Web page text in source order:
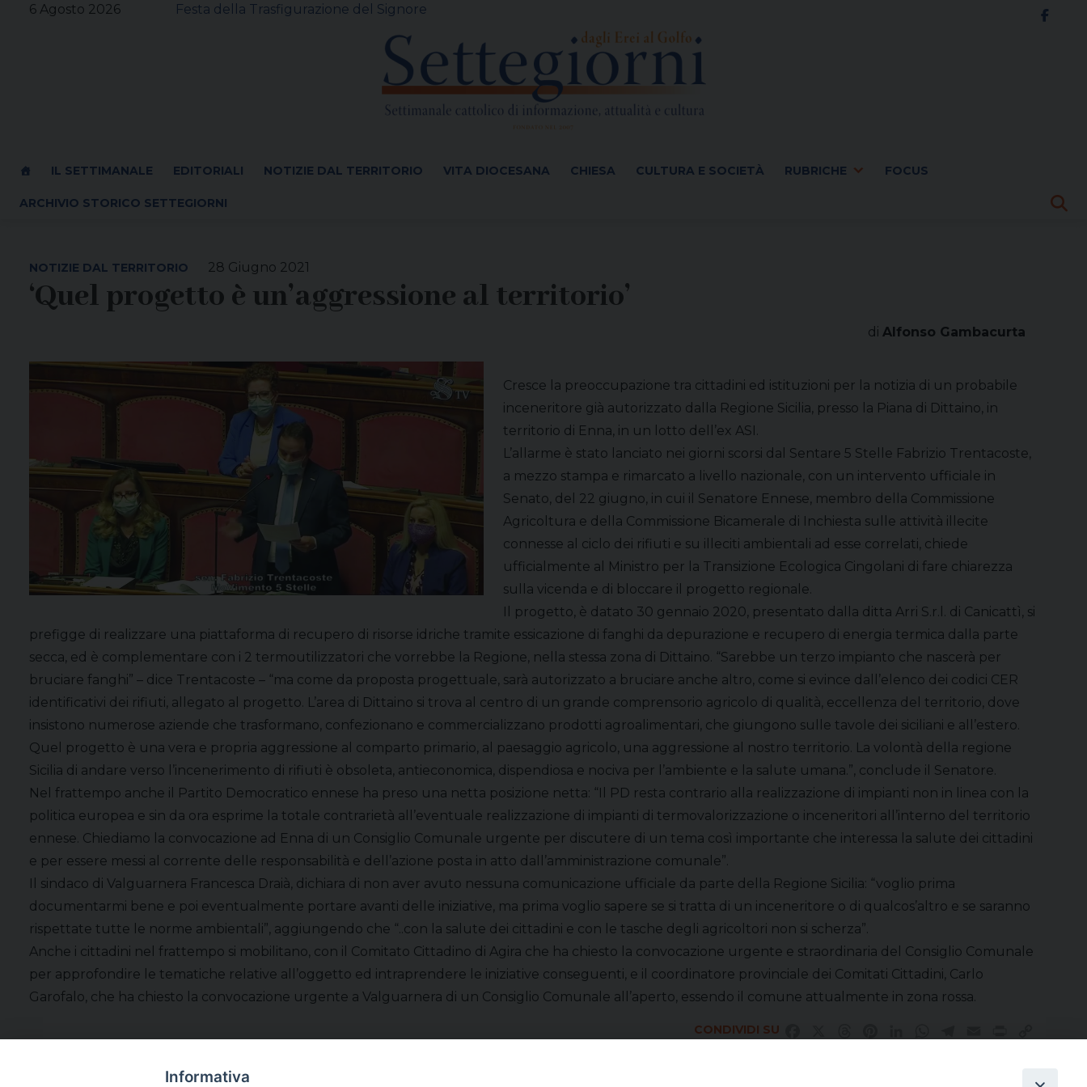
6 Agosto 2026 Festa della Trasfigurazione del Signore
IL SETTIMANALE EDITORIALI NOTIZIE DAL TERRITORIO VITA DIOCESANA CHIESA CULTURA E SOCIETÀ RUBRICHE FOCUS
ARCHIVIO STORICO SETTEGIORNI
28 Giugno 2021
NOTIZIE DAL TERRITORIO
‘Quel progetto è un’aggressione al territorio’
di Alfonso Gambacurta
Cresce la preoccupazione tra cittadini ed istituzioni per la notizia di un probabile
inceneritore già autorizzato dalla Regione Sicilia, presso la Piana di Dittaino, in
territorio di Enna, in un lotto dell’ex ASI.
L’allarme è stato lanciato nei giorni scorsi dal Sentare 5 Stelle Fabrizio Trentacoste,
a mezzo stampa e rimarcato a livello nazionale, con un intervento ufficiale in
Senato, del 22 giugno, in cui il Senatore Ennese, membro della Commissione
Agricoltura e della Commissione Bicamerale di Inchiesta sulle attività illecite
connesse al ciclo dei rifiuti e su illeciti ambientali ad esse correlati, chiede
ufficialmente al Ministro per la Transizione Ecologica Cingolani di fare chiarezza
sulla vicenda e di bloccare il progetto regionale.
Il progetto, è datato 30 gennaio 2020, presentato dalla ditta Arri S.r.l. di Canicattì, si
prefigge di realizzare una piattaforma di recupero di risorse idriche tramite essicazione di fanghi da depurazione e recupero di energia termica dalla parte
secca, ed è complementare con i 2 termoutilizzatori che vorrebbe la Regione, nella stessa zona di Dittaino. “Sarebbe un terzo impianto che nascerà per
bruciare fanghi” – dice Trentacoste – “ma come da proposta progettuale, sarà autorizzato a bruciare anche altro, come si evince dall’elenco dei codici CER
identificativi dei rifiuti, allegato al progetto. L’area di Dittaino si trova al centro di un grande comprensorio agricolo di qualità, eccellenza del territorio, dove
insistono numerose aziende che trasformano, confezionano e commercializzano prodotti agroalimentari, che giungono sulle tavole dei siciliani e all’estero.
Quel progetto è una vera e propria aggressione al comparto primario, al paesaggio agricolo, una aggressione al nostro territorio. La volontà della regione
Sicilia di andare verso l’incenerimento di rifiuti è obsoleta, antieconomica, dispendiosa e nociva per l’ambiente e la salute umana.”, conclude il Senatore.
Nel frattempo anche il Partito Democratico ennese ha preso una netta posizione netta: “Il PD resta contrario alla realizzazione di impianti non in linea con la
politica europea e sin da ora esprime la totale contrarietà all’eventuale realizzazione di impianti di termovalorizzazione o inceneritori all’interno del territorio
ennese. Chiediamo la convocazione ad Enna di un Consiglio Comunale urgente per discutere di un tema così importante che interessa la salute dei cittadini
e per essere messi al corrente delle responsabilità e dell’azione posta in atto dall’amministrazione comunale”.
Il sindaco di Valguarnera Francesca Draià, dichiara di non aver avuto nessuna comunicazione ufficiale da parte della Regione Sicilia: “voglio prima
documentarmi bene e poi eventualmente portare avanti delle iniziative, ma prima voglio sapere se si tratta di un inceneritore o di qualcos’altro e se saranno
rispettate tutte le norme ambientali”, aggiungendo che “..con la salute dei cittadini e con le tasche degli agricoltori non si scherza”.
Anche i cittadini nel frattempo si mobilitano, con il Comitato Cittadino di Agira che ha chiesto la convocazione urgente e straordinaria del Consiglio Comunale
per approfondire le tematiche relative all’oggetto ed intraprendere le iniziative conseguenti, e il coordinatore provinciale dei Comitati Cittadini, Carlo
Garofalo, che ha chiesto la convocazione urgente a Valguarnera di un Consiglio Comunale all’aperto, essendo il comune attualmente in zona rossa.
CONDIVIDI SU
Informativa